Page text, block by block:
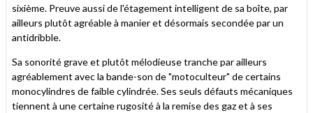
sixième. Preuve aussi de l'étagement intelligent de sa boîte, par
ailleurs plutôt agréable à manier et désormais secondée par un
antidribble.
Sa sonorité grave et plutôt mélodieuse tranche par ailleurs
agréablement avec la bande-son de "motoculteur" de certains
monocylindres de faible cylindrée. Ses seuls défauts mécaniques
tiennent à une certaine rugosité à la remise des gaz et à ses